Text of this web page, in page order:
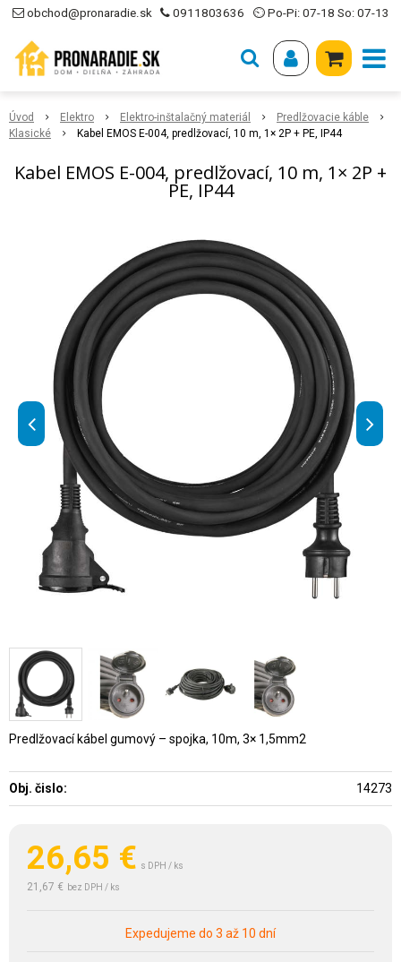
obchod@pronaradie.sk 0911803636 ⏲ Po-Pi: 07-18 So: 07-13
Úvod Elektro Elektro-inštalačný materiál
Predlžovacie káble
Klasické
Kabel EMOS E-004, predlžovací, 10 m, 1× 2P + PE, IP44
Kabel EMOS E-004, predlžovací, 10 m, 1× 2P +
PE, IP44
26,65 € s DPH / ks
21,67 € bez DPH / ks
Expedujeme do 3 až 10 dní
Predlžovací kábel gumový – spojka, 10m, 3× 1,5mm2
Obj. čislo: 14273